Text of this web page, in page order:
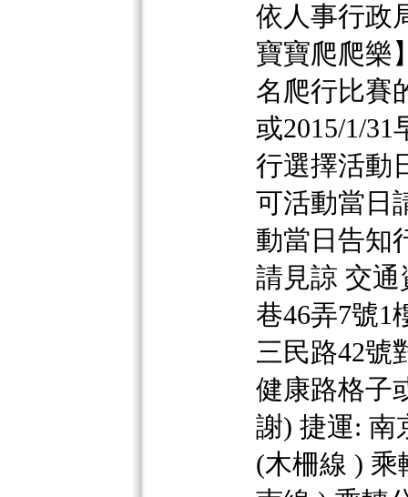
依人事行政
寶寶爬爬樂
名爬行比賽
或2015/1/31
行選擇活動
可活動當日
動當日告知
請見諒 交通
巷46弄7號1
三民路42號
健康路格子
謝) 捷運: 南
(木柵線 ) 乘